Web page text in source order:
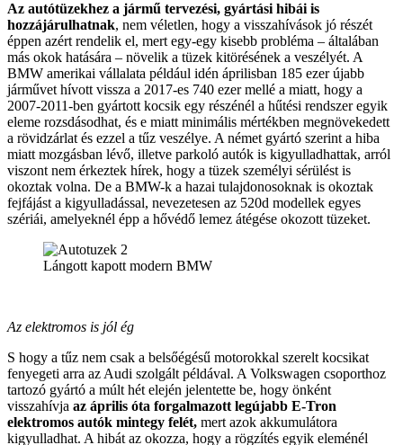
Az autótüzekhez a jármű tervezési, gyártási hibái is
hozzájárulhatnak, nem véletlen, hogy a visszahívások jó részét
éppen azért rendelik el, mert egy-egy kisebb probléma – általában
más okok hatására – növelik a tüzek kitörésének a veszélyét. A
BMW amerikai vállalata például idén áprilisban 185 ezer újabb
járművet hívott vissza a 2017-es 740 ezer mellé a miatt, hogy a
2007-2011-ben gyártott kocsik egy részénél a hűtési rendszer egyik
eleme rozsdásodhat, és e miatt minimális mértékben megnövekedett
a rövidzárlat és ezzel a tűz veszélye. A német gyártó szerint a hiba
miatt mozgásban lévő, illetve parkoló autók is kigyulladhattak, arról
viszont nem érkeztek hírek, hogy a tüzek személyi sérülést is
okoztak volna. De a BMW-k a hazai tulajdonosoknak is okoztak
fejfájást a kigyulladással, nevezetesen az 520d modellek egyes
szériái, amelyeknél épp a hővédő lemez átégése okozott tüzeket.
Lángott kapott modern BMW
Az elektromos is jól ég
S hogy a tűz nem csak a belsőégésű motorokkal szerelt kocsikat
fenyegeti arra az Audi szolgált példával. A Volkswagen csoporthoz
tartozó gyártó a múlt hét elején jelentette be, hogy önként
visszahívja az április óta forgalmazott legújabb E-Tron
elektromos autók mintegy felét, mert azok akkumulátora
kigyulladhat. A hibát az okozza, hogy a rögzítés egyik eleménél